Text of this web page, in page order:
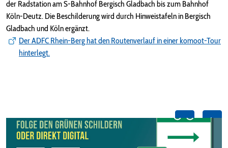
der Radstation am S-Bahnhof Bergisch Gladbach bis zum Bahnhof
Köln-Deutz. Die Beschilderung wird durch Hinweistafeln in Bergisch
Gladbach und Köln ergänzt.
Der ADFC Rhein-Berg hat den Routenverlauf in einer komoot-Tour
hinterlegt.